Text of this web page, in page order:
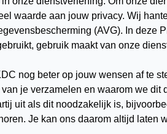
waarde aan jouw privacy. Wij
(AVG). In deze
gebruik maakt van onze
nog beter op jouw wensen af te
je verzamelen en waarom we dit
uit als dit noodzakelijk is,
Je kan ons daarom altijd laten